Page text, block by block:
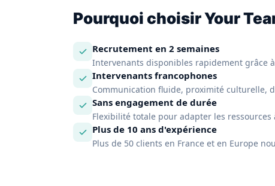
Pourquoi choisir Your
Recrutement en 2 semaines
Intervenants disponibles rapidement grâce
Intervenants francophones
Communication fluide, proximité culturelle,
Sans engagement de durée
Flexibilité totale pour adapter les ressources
Plus de 10 ans d'expérience
Plus de 50 clients en France et en Europe